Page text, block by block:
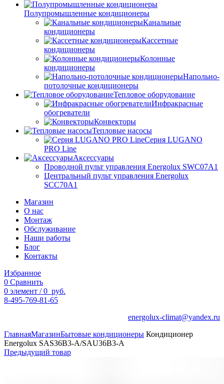
Полупромышленные кондиционеры
Канальные
кондиционеры
Кассетные
кондиционеры
Колонные
кондиционеры
Напольно-
потолочные кондиционеры
Тепловое оборудование
Инфракрасные
обогреватели
Конвекторы
Тепловые насосы
Серия LUGANO
PRO Line
Аксессуары
Проводной пульт управления Energolux SWC07A1
Центральный пульт управления Energolux
SCC70A1
Магазин
О нас
Монтаж
Обслуживание
Наши работы
Блог
Контакты
Избранное
0 Сравнить
0 элемент / 0 руб.
8-495-769-81-65
energolux-climat@yandex.ru
ГлавнаяМагазинБытовые кондиционеры Кондиционер
Energolux SAS36B3-A/SAU36B3-A
Предыдущий товар